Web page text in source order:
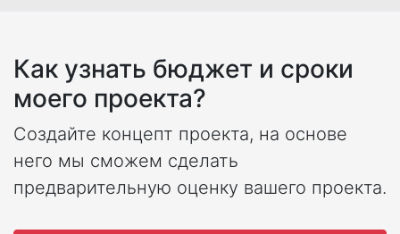
Как узнать бюджет и сроки
моего проекта?
Создайте концепт проекта, на основе
него мы сможем сделать
предварительную оценку вашего проекта.